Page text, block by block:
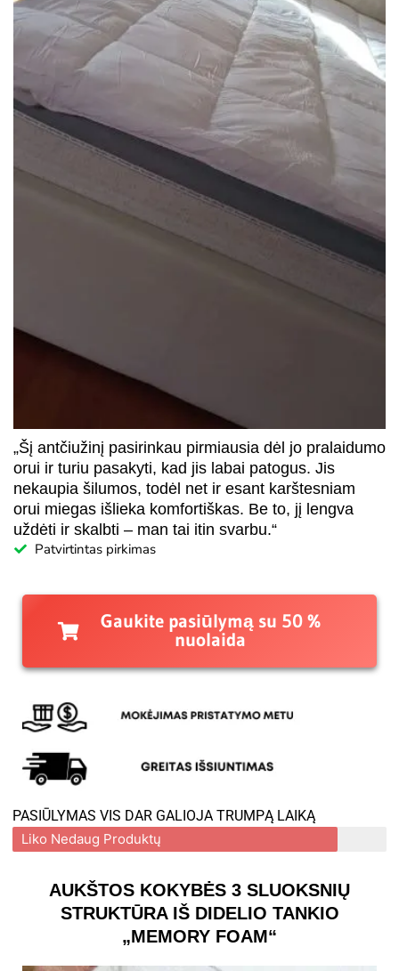
„Šį antčiužinį pasirinkau pirmiausia dėl jo pralaidumo
orui ir turiu pasakyti, kad jis labai patogus. Jis
nekaupia šilumos, todėl net ir esant karštesniam
orui miegas išlieka komfortiškas. Be to, jį lengva
uždėti ir skalbti – man tai itin svarbu.“
Patvirtintas pirkimas
Gaukite pasiūlymą su 50 %
nuolaida
PASIŪLYMAS VIS DAR GALIOJA TRUMPĄ LAIKĄ
Liko Nedaug Produktų
AUKŠTOS KOKYBĖS 3 SLUOKSNIŲ
STRUKTŪRA IŠ DIDELIO TANKIO
„MEMORY FOAM“